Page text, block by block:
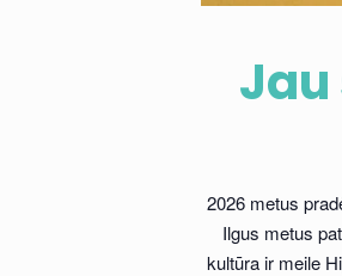
2026 metus
Ilgus metus
kultūra ir meile